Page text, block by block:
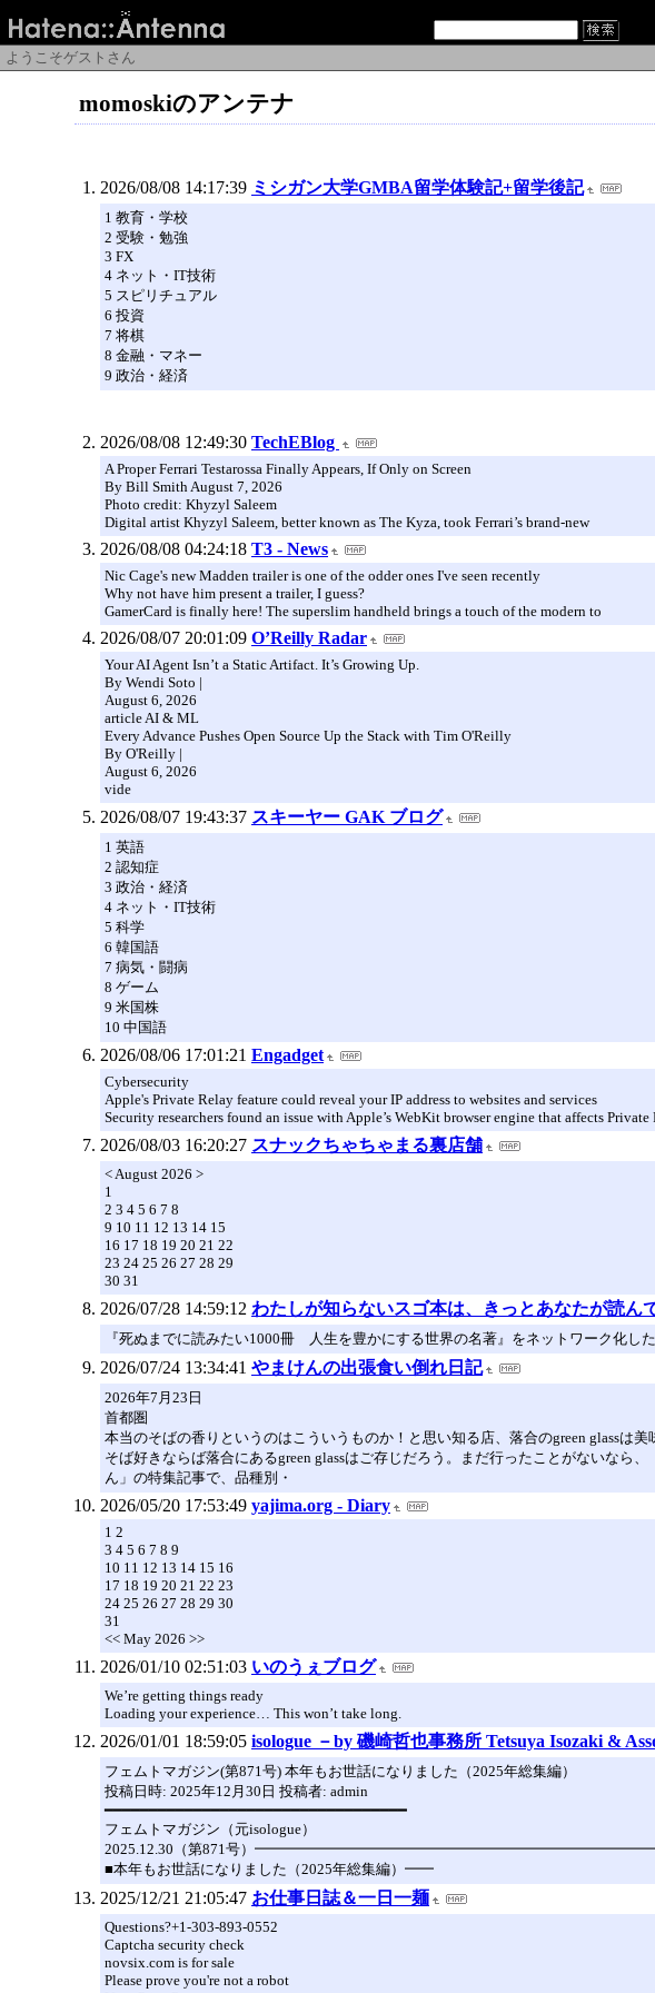
ようこそゲストさん
momoskiのアンテナ
2026/08/08 14:17:39 ミシガン大学GMBA留学体験記+留学後記
1 教育・学校
2 受験・勉強
3 FX
4 ネット・IT技術
5 スピリチュアル
6 投資
7 将棋
8 金融・マネー
9 政治・経済
2026/08/08 12:49:30 TechEBlog
A Proper Ferrari Testarossa Finally Appears, If Only on Screen
By Bill Smith August 7, 2026
Photo credit: Khyzyl Saleem
Digital artist Khyzyl Saleem, better known as The Kyza, took Ferrari’s brand-new
2026/08/08 04:24:18 T3 - News
Nic Cage's new Madden trailer is one of the odder ones I've seen recently
Why not have him present a trailer, I guess?
GamerCard is finally here! The superslim handheld brings a touch of the modern to
2026/08/07 20:01:09 O’Reilly Radar
Your AI Agent Isn’t a Static Artifact. It’s Growing Up.
By Wendi Soto |
August 6, 2026
article AI & ML
Every Advance Pushes Open Source Up the Stack with Tim O'Reilly
By O'Reilly |
August 6, 2026
vide
2026/08/07 19:43:37 スキーヤー GAK ブログ
1 英語
2 認知症
3 政治・経済
4 ネット・IT技術
5 科学
6 韓国語
7 病気・闘病
8 ゲーム
9 米国株
10 中国語
2026/08/06 17:01:21 Engadget
Cybersecurity
Apple's Private Relay feature could reveal your IP address to websites and services
Security researchers found an issue with Apple’s WebKit browser engine that affects Private
2026/08/03 16:20:27 スナックちゃちゃまる裏店舗
< August 2026 >
1
2 3 4 5 6 7 8
9 10 11 12 13 14 15
16 17 18 19 20 21 22
23 24 25 26 27 28 29
30 31
2026/07/28 14:59:12 わたしが知らないスゴ本は、きっとあなたが読ん
『死ぬまでに読みたい1000冊 人生を豊かにする世界の名著』をネットワーク化した
2026/07/24 13:34:41 やまけんの出張食い倒れ日記
2026年7月23日
首都圏
本当のそばの香りというのはこういうものか！と思い知る店、落合のgreen glassは
そば好きならば落合にあるgreen glassはご存じだろう。まだ行ったことがないなら
ん」の特集記事で、品種別・
2026/05/20 17:53:49 yajima.org - Diary
1 2
3 4 5 6 7 8 9
10 11 12 13 14 15 16
17 18 19 20 21 22 23
24 25 26 27 28 29 30
31
<< May 2026 >>
2026/01/10 02:51:03 いのうぇブログ
We’re getting things ready
Loading your experience… This won’t take long.
2026/01/01 18:59:05 isologue －by 磯崎哲也事務所 Tetsuya Isozaki &
フェムトマガジン(第871号) 本年もお世話になりました（2025年総集編）
投稿日時: 2025年12月30日 投稿者: admin
━━━━━━━━━━━━━━━━━━━━━━━━━━━━━━━━━━
フェムトマガジン（元isologue）
2025.12.30（第871号）
■本年もお世話になりました（2025年総集編）━━
2025/12/21 21:05:47 お仕事日誌＆一日一麺
Questions?+1-303-893-0552
Captcha security check
novsix.com is for sale
Please prove you're not a robot